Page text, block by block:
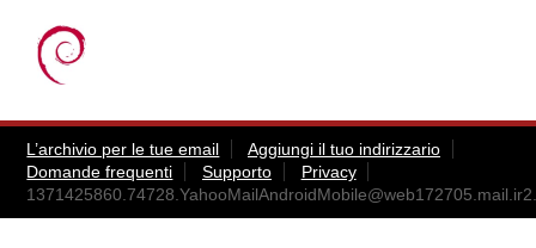
L’archivio per le tue email
Aggiungi il tuo indirizzario
Domande frequenti
Supporto
Privacy